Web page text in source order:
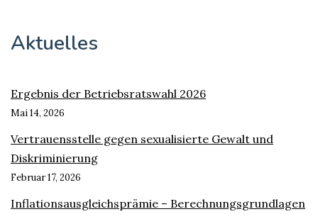
Aktuelles
Ergebnis der Betriebsratswahl 2026
Mai 14, 2026
Vertrauensstelle gegen sexualisierte Gewalt und
Diskriminierung
Februar 17, 2026
Inflationsausgleichsprämie – Berechnungsgrundlagen